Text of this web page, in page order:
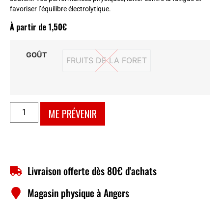
favoriser l’équilibre électrolytique.
À partir de 1,50€
GOÛT
FRUITS DE LA FORET
FRUITS DE LA FORET
ME PRÉVENIR
Livraison offerte dès 80€ d'achats
Magasin physique à Angers